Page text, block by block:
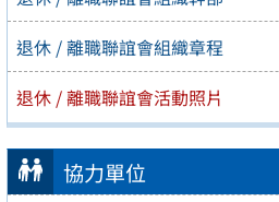
退休 / 離職聯誼會組織章程
退休 / 離職聯誼會活動照片
協力單位